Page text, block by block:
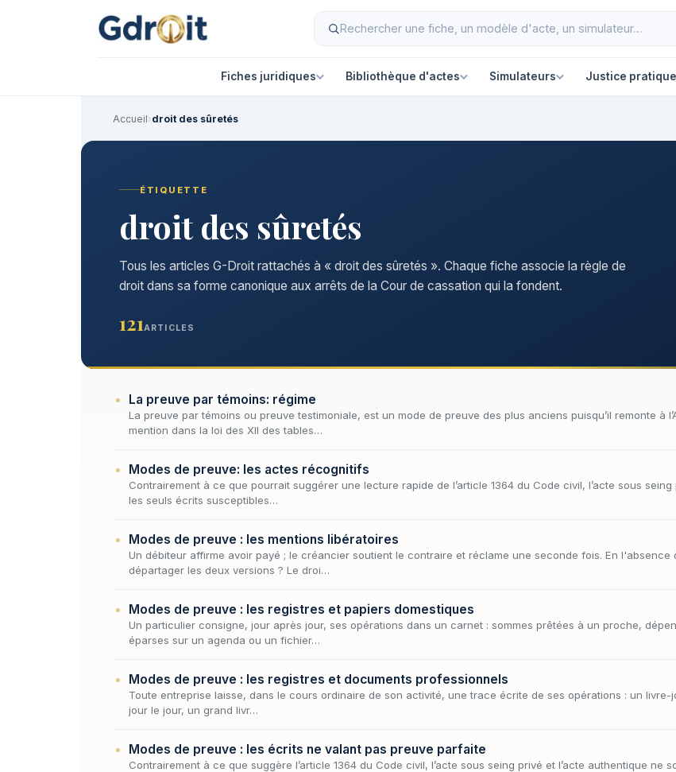
Fiches juridiques Bibliothèque d'actes Simulateurs Justice pratique
Accueil›droit des sûretés
ÉTIQUETTE
droit des sûretés
Tous les articles G-Droit rattachés à « droit des sûretés ». Chaque fiche associe la règle de
droit dans sa forme canonique aux arrêts de la Cour de cassation qui la fondent.
121 ARTICLES
La preuve par témoins: régime
La preuve par témoins ou preuve testimoniale, est un mode de preuve des plus anciens puisqu’il remonte à
mention dans la loi des XII des tables…
Modes de preuve: les actes récognitifs
Contrairement à ce que pourrait suggérer une lecture rapide de l’article 1364 du Code civil, l’acte sous
les seuls écrits susceptibles…
Modes de preuve : les mentions libératoires
Un débiteur affirme avoir payé ; le créancier soutient le contraire et réclame une seconde fois. En
départager les deux versions ? Le droi…
Modes de preuve : les registres et papiers domestiques
Un particulier consigne, jour après jour, ses opérations dans un carnet : sommes prêtées à un proche,
éparses sur un agenda ou un fichier…
Modes de preuve : les registres et documents professionnels
Toute entreprise laisse, dans le cours ordinaire de son activité, une trace écrite de ses opérations : un
jour le jour, un grand livr…
Modes de preuve : les écrits ne valant pas preuve parfaite
Contrairement à ce que suggère l’article 1364 du Code civil, l’acte sous seing privé et l’acte authentique ne